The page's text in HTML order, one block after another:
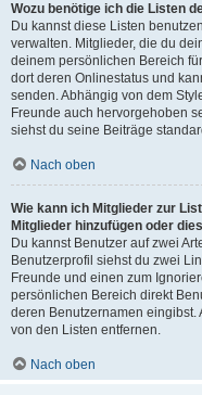
Wozu benötige ich die Listen
Du kannst diese Listen
verwalten. Mitglieder, die du
deinem persönlichen Bereich
dort deren Onlinestatus und
senden. Abhängig von dem
Freunde auch hervorgehoben
siehst du seine Beiträge
Nach oben
Wie kann ich Mitglieder zur
Mitglieder hinzufügen oder
Du kannst Benutzer auf zwei
Benutzerprofil siehst du zwei
Freunde und einen zum
persönlichen Bereich direkt
deren Benutzernamen
von den Listen entfernen.
Nach oben